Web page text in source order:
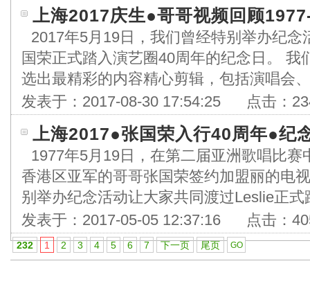
上海2017庆生●哥哥视频回顾
2017年5月19日，我们曾经特别举办纪
国荣正式踏入演艺圈40周年的纪念日。 我
选出最精彩的内容精心剪辑，包括演唱会
发表于： 2017-08-30 17:54:25 点击：
上海2017●张国荣入行40周年●纪
1977年5月19日，在第二届亚洲歌唱比
香港区亚军的哥哥张国荣签约加盟丽的电
别举办纪念活动让大家共同渡过Leslie正
发表于： 2017-05-05 12:37:16 点击：
232 1 2 3 4 5 6 7 下一页 尾页